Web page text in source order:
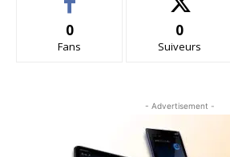
0
Fans
0
Suiveurs
- Advertisement -